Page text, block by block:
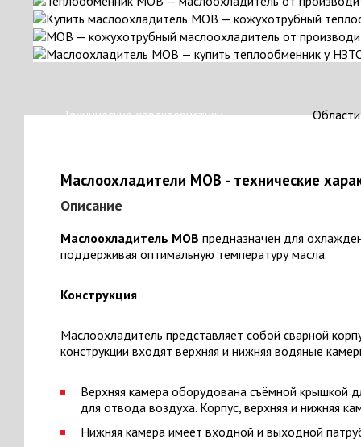
Технические характеристики
Маслоохладители МОВ - технические
Описание
Маслоохладитель МОВ предназначен для
поддерживая оптимальную температуру масла.
Конструкция
Маслоохладитель представляет собой сварной
конструкции входят верхняя и нижняя водяные
Верхняя камера оборудована съёмной крышкой
для отвода воздуха. Корпус, верхняя и нижняя
Нижняя камера имеет входной и выходной